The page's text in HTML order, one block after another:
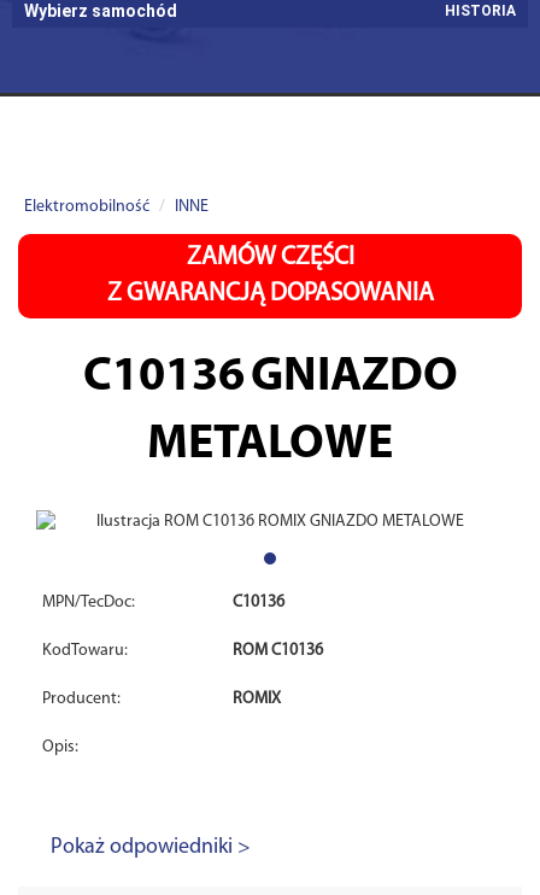
Wybierz samochód HISTORIA
Elektromobilność INNE
ZAMÓW CZĘŚCI
Z GWARANCJĄ DOPASOWANIA
C10136GNIAZDO
METALOWE
MPN/TecDoc: C10136
KodTowaru: ROM C10136
Producent: ROMIX
Opis:
Pokaż odpowiedniki >